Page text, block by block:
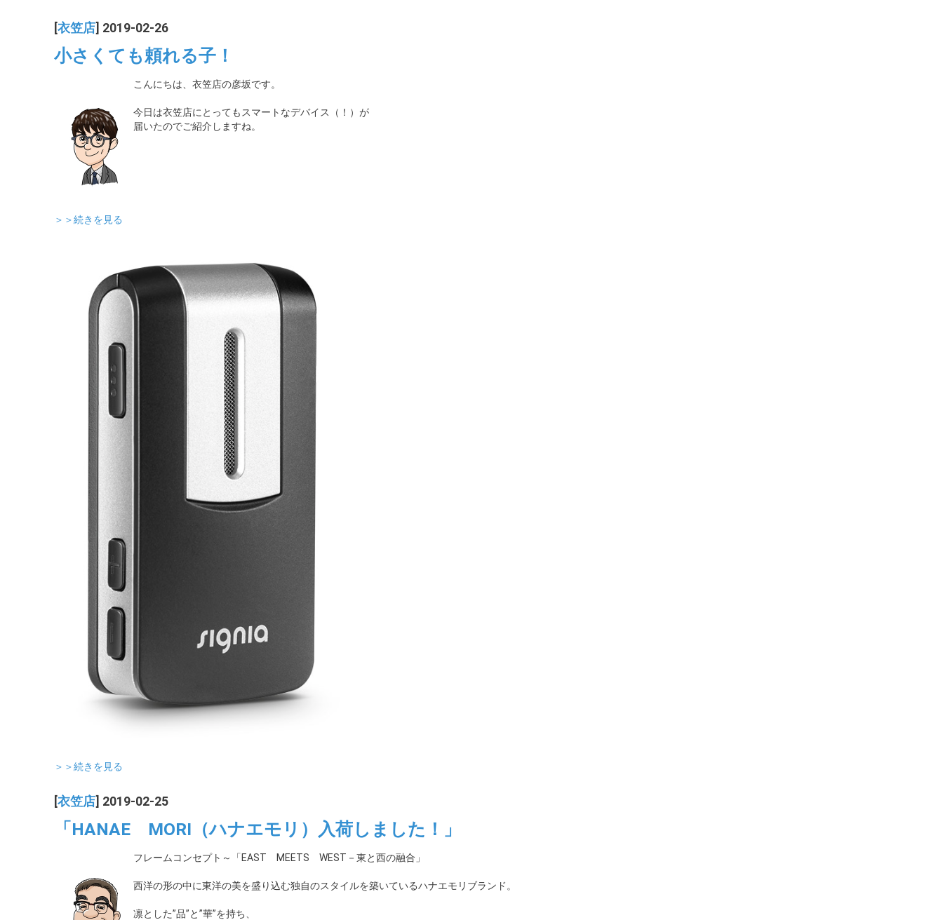
衣笠店 ] 2019-02-26
小さくても頼れる子！
こんにちは、衣笠店の彦坂です。
今日は衣笠店にとってもスマートなデバイス（！）が
届いたのでご紹介しますね。
＞＞続きを見る
＞＞続きを見る
衣笠店 ] 2019-02-25
「HANAE MORI（ハナエモリ）入荷しました！」
フレームコンセプト～「EAST MEETS WEST－東と西の融合」
西洋の形の中に東洋の美を盛り込む独自のスタイルを築いているハナエモリブランド。
凛とした”品”と”華”を持ち、